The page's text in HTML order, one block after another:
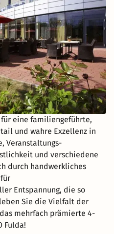
für eine familiengeführte,
und wahre Exzellenz in
Veranstaltungs-
und verschiedene
durch handwerkliches
Entspannung, die so
Sie die Vielfalt der
mehrfach prämierte 4-
Fulda!